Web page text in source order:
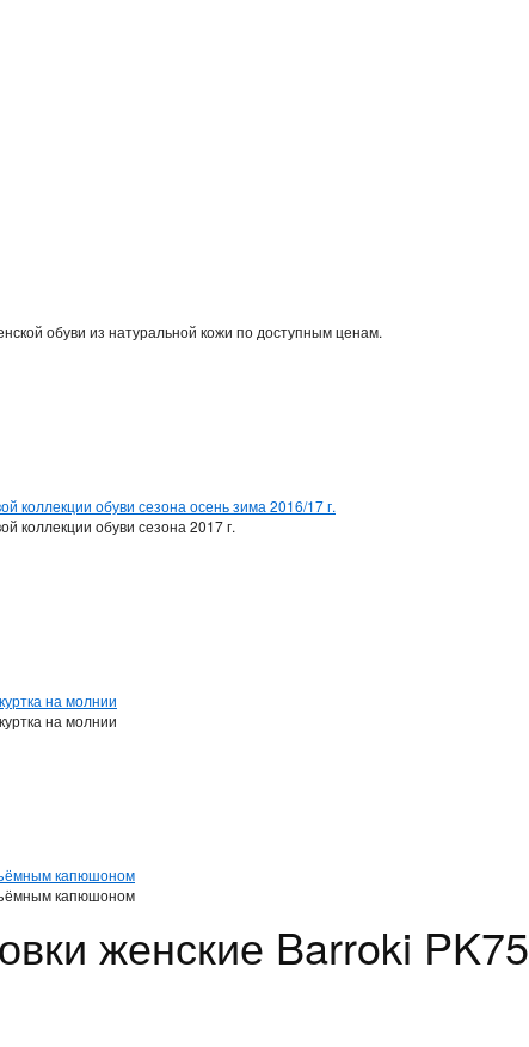
обуви из натуральной кожи по доступным ценам.
коллекции обуви сезона осень зима 2016/17 г.
коллекции обуви сезона 2017 г.
на молнии
на молнии
капюшоном
капюшоном
женские Barroki PK75